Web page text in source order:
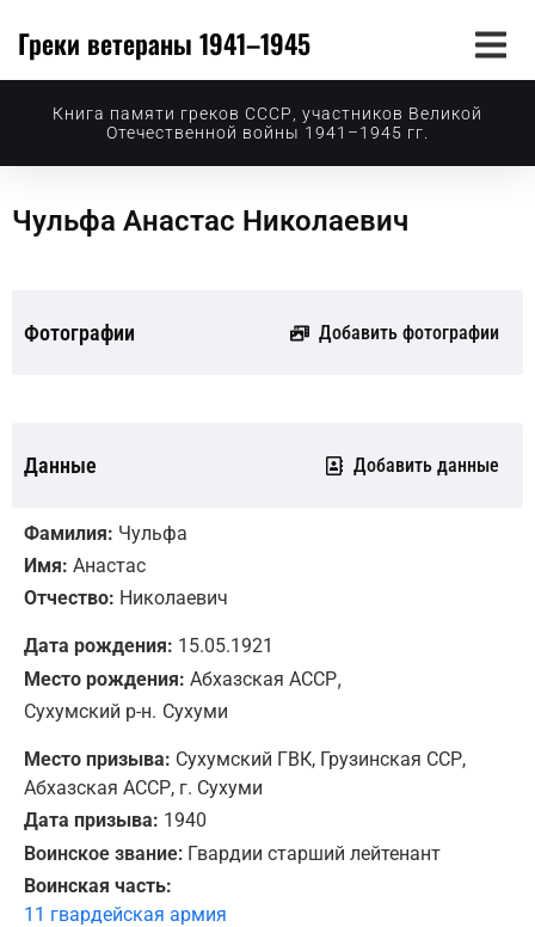
Греки ветераны 1941–1945
Книга памяти греков СССР, участников Великой
Отечественной войны 1941–1945 гг.
Чульфа Анастас Николаевич
Фотографии Добавить фотографии
Данные Добавить данные
Фамилия: Чульфа
Имя: Анастас
Отчество: Николаевич
Дата рождения: 15.05.1921
Место рождения: Абхазская АССР,
Сухумский р-н. Сухуми
Место призыва: Сухумский ГВК, Грузинская ССР,
Абхазская АССР, г. Сухуми
Дата призыва: 1940
Воинское звание: Гвардии старший лейтенант
Воинская часть:
11 гвардейская армия